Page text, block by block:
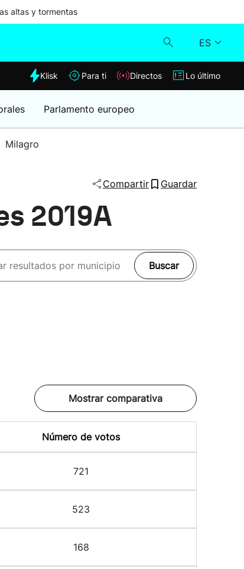
altas y tormentas
ES
Klisk
Lo último
Klisk Para ti Directos Lo último
Parlamento europeo
Milagro
Compartir Guardar
2019A
Buscar
Mostrar comparativa
Número de votos
721
523
168